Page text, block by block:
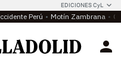
EDICIONES CyL
Perú Motín Zambrana